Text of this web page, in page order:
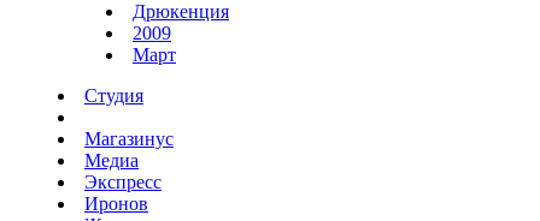
Дрюкенция
2009
Март
Студия
Магазинус
Медиа
Экспресс
Иронов